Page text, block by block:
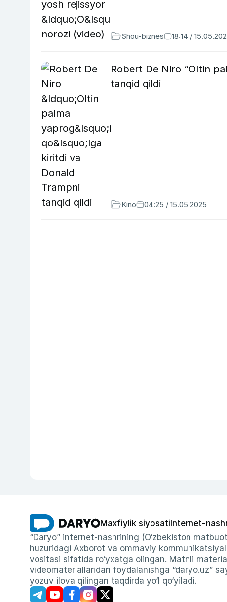
Shou-biznes 18:14 /
Robert De Niro “Oltin
tanqid qildi
Kino 04:25 / 15.05.2025
Maxfiylik siyosati Internet-
“Daryo” internet-nashrining (O‘zbekiston
huzuridagi Axborot va ommaviy
vositasi sifatida ro‘yxatga olingan. Matnli
videomateriallaridan foydalanishga “daryo.uz”
yozuv ilova qilingan taqdirda yo‘l qo‘yiladi.